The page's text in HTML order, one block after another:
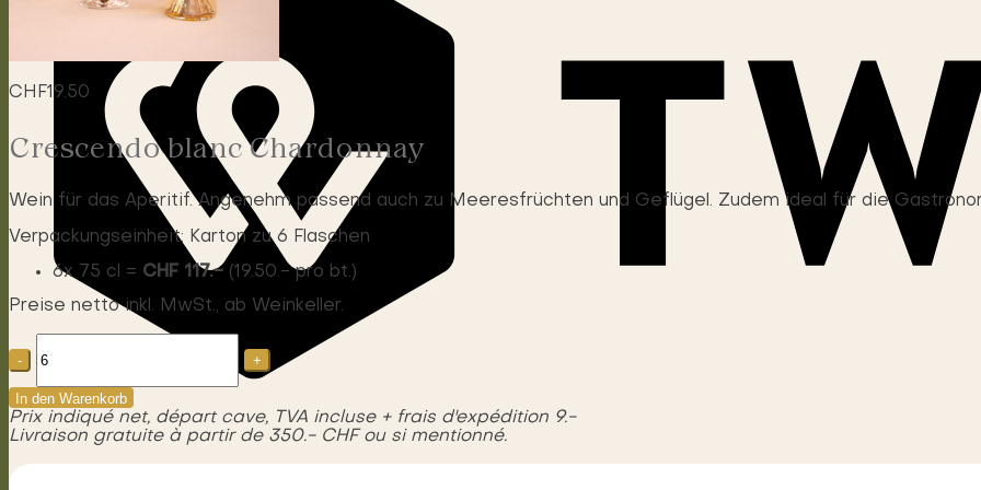
CHF19.50
Crescendo blanc Chardonnay
Wein für das Aperitif. Angenehm passend auch zu Meeresfrüchten und Geflügel. Zudem ideal für die
Verpackungseinheit: Karton zu 6 Flaschen
6x 75 cl = CHF 117.- (19.50.- pro bt.)
Preise netto inkl. MwSt., ab Weinkeller.
Chardonnay
In den Warenkorb
Prix indiqué net, départ cave, TVA incluse + frais d'expédition 9.-
Livraison gratuite à partir de 350.- CHF ou si mentionné.